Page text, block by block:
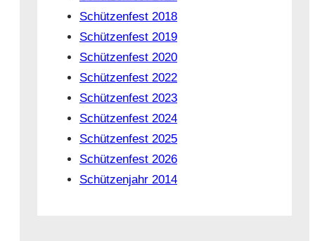
Schützenfest 2018
Schützenfest 2019
Schützenfest 2020
Schützenfest 2022
Schützenfest 2023
Schützenfest 2024
Schützenfest 2025
Schützenfest 2026
Schützenjahr 2014